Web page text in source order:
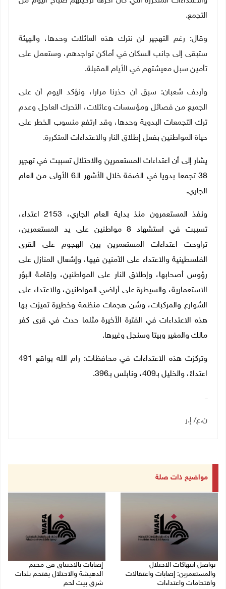
التجمع.
وقال: رغم التهجير لن نترك هذه العائلات وحدها، والهيئة
ستبقى إلى جانب السكان في أماكن تواجدهم، وستعمل على
تأمين سبل معيشتهم في الأيام المقبلة.
وأردف شعبان: سبق أن حذرنا مرارا، ونؤكد اليوم أن على
الجميع من فصائل ومؤسسات وعائلات، التحرك العاجل وعدم
ترك التجمعات البدوية وحدها، وقد ارتفع منسوب الخطر على
حياة المواطنين بفعل إطلاق النار والاعتداءات المتكررة.
يشار إلى أن اعتداءات المستعمرين والاحتلال تسببت في تهجير
38 تجمعا بدويا في الضفة خلال الأشهر الـ6 الأولى من العام
الجاري.
ونفذ المستعمرون منذ بداية العام الجاري، 2153 اعتداء،
تسببت في استشهاد 8 مواطنين على يد المستعمرين،
تراوحت اعتداءات المستعمرين بين الهجوم على القرى
الفلسطينية والاعتداء على الآمنين فيها، وإشعال المنازل على
رؤوس أصحابها، وإطلاق النار على المواطنين، وإقامة البؤر
الاستعمارية، والسيطرة على أراضي المواطنين، والاعتداء على
الشوارع والمركبات، وشن هجمات منظمة وخطيرة تميزت بها
هذه الاعتداءات في الفترة الأخيرة مثلما حدث في قرى كفر
مالك والمغير وبيتا وسنجل وغيرها.
وتركزت هذه الاعتداءات في محافظات: رام الله بواقع 491
اعتداءً، والخليل بـ409، ونابلس بـ396.
ــ
ن.ع/ إ.ر
مواضيع ذات صلة
تواصل انتهاكات الاحتلال
والمستعمرين: إصابات واعتقالات
واقتحامات واعتداءات
إصابات بالاختناق في مخيم
الدهيشة والاحتلال يقتحم بلدات
شرق بيت لحم